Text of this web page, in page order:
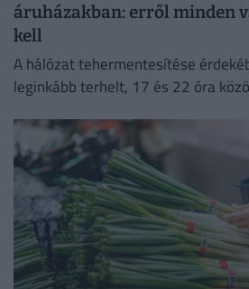
áruházakban: erről minden
kell
A hálózat tehermentesítése
leginkább terhelt, 17 és 22 óra